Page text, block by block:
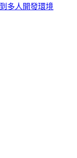
多人開發環境